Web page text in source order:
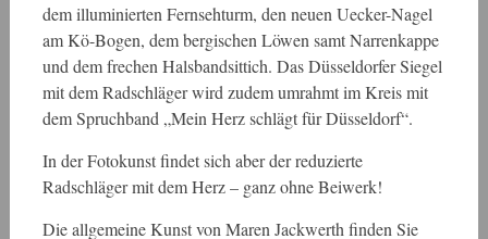
dem illuminierten Fernsehturm, den neuen Uecker-Nagel
am Kö-Bogen, dem bergischen Löwen samt Narrenkappe
und dem frechen Halsbandsittich. Das Düsseldorfer Siegel
mit dem Radschläger wird zudem umrahmt im Kreis mit
dem Spruchband „Mein Herz schlägt für Düsseldorf“.
In der Fotokunst findet sich aber der reduzierte
Radschläger mit dem Herz – ganz ohne Beiwerk!
Die allgemeine Kunst von Maren Jackwerth finden Sie